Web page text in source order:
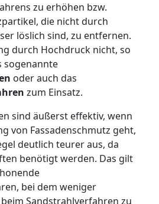
zu erhöhen bzw.
die nicht durch
löslich sind, zu entfernen.
durch Hochdruck nicht, so
sogenannte
oder auch das
zum Einsatz.
sind äußerst effektiv, wenn
von Fassadenschmutz geht,
deutlich teurer aus, da
benötigt werden. Das gilt
bei dem weniger
Sandstrahlverfahren zu